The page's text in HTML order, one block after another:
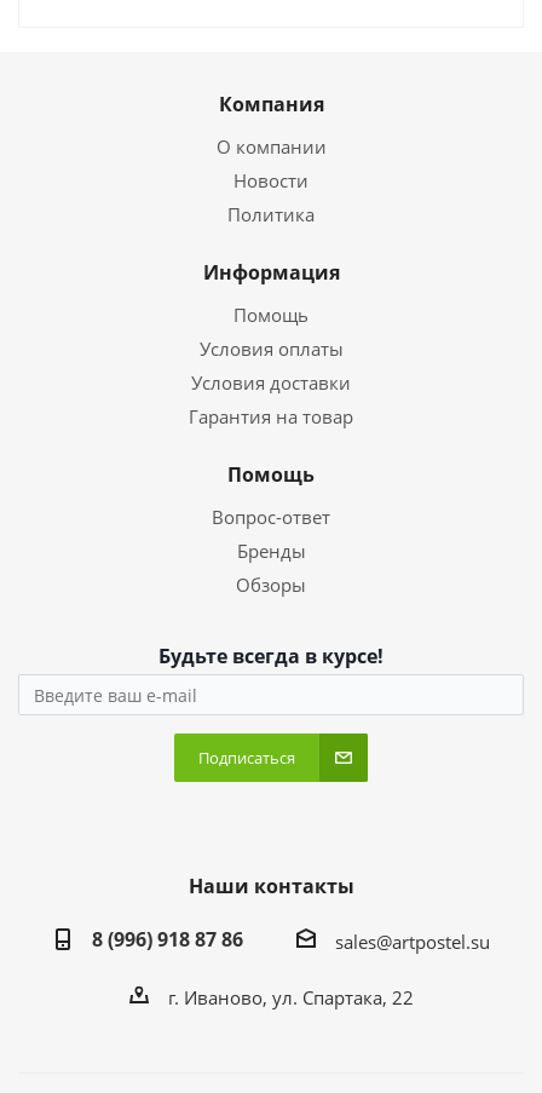
Компания
О компании
Новости
Политика
Информация
Помощь
Условия оплаты
Условия доставки
Гарантия на товар
Помощь
Вопрос-ответ
Бренды
Обзоры
Будьте всегда в курсе!
Подписаться
Наши контакты
8 (996) 918 87 86
sales@artpostel.su
г. Иваново, ул. Спартака, 22